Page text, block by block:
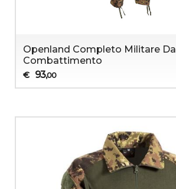
Openland Completo Militare Da
Combattimento
€ 93,00